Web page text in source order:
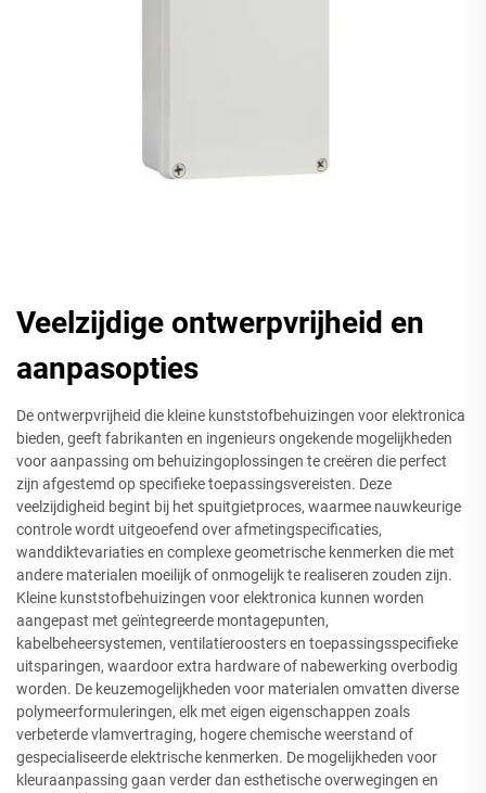
Veelzijdige ontwerpvrijheid en
aanpasopties
De ontwerpvrijheid die kleine kunststofbehuizingen voor elektronica
bieden, geeft fabrikanten en ingenieurs ongekende mogelijkheden
voor aanpassing om behuizingoplossingen te creëren die perfect
zijn afgestemd op specifieke toepassingsvereisten. Deze
veelzijdigheid begint bij het spuitgietproces, waarmee nauwkeurige
controle wordt uitgeoefend over afmetingspecificaties,
wanddiktevariaties en complexe geometrische kenmerken die met
andere materialen moeilijk of onmogelijk te realiseren zouden zijn.
Kleine kunststofbehuizingen voor elektronica kunnen worden
aangepast met geïntegreerde montagepunten,
kabelbeheersystemen, ventilatieroosters en toepassingsspecifieke
uitsparingen, waardoor extra hardware of nabewerking overbodig
worden. De keuzemogelijkheden voor materialen omvatten diverse
polymeerformuleringen, elk met eigen eigenschappen zoals
verbeterde vlamvertraging, hogere chemische weerstand of
gespecialiseerde elektrische kenmerken. De mogelijkheden voor
kleuraanpassing gaan verder dan esthetische overwegingen en